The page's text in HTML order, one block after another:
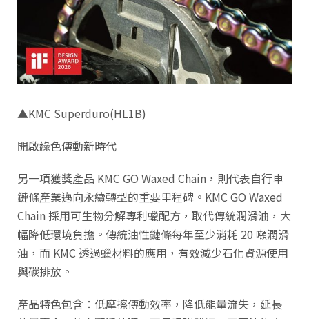
▲KMC Superduro(HL1B)
開啟綠色傳動新時代
另一項獲獎產品 KMC GO Waxed Chain，則代表自行車
鏈條產業邁向永續轉型的重要里程碑。KMC GO Waxed
Chain 採用可生物分解專利蠟配方，取代傳統潤滑油，大
幅降低環境負擔。傳統油性鏈條每年至少消耗 20 噸潤滑
油，而 KMC 透過蠟材料的應用，有效減少石化資源使用
與碳排放。
產品特色包含：低摩擦傳動效率，降低能量流失，延長